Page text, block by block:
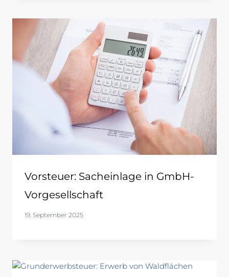
Vorsteuer: Sacheinlage in GmbH-
Vorgesellschaft
19. September 2025